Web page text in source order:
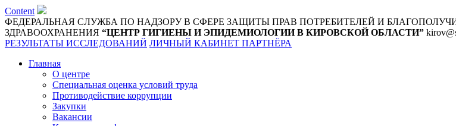
Content
ФЕДЕРАЛЬНАЯ СЛУЖБА ПО НАДЗОРУ В СФЕРЕ ЗАЩИТЫ ПРАВ ПОТРЕБИТЕЛЕЙ И
ЗДРАВООХРАНЕНИЯ “ЦЕНТР ГИГИЕНЫ И ЭПИДЕМИОЛОГИИ В КИРОВСКОЙ ОБЛАСТИ”
РЕЗУЛЬТАТЫ ИССЛЕДОВАНИЙ ЛИЧНЫЙ КАБИНЕТ ПАРТНЁРА
Главная
О центре
Специальная оценка условий труда
Противодействие коррупции
Закупки
Вакансии